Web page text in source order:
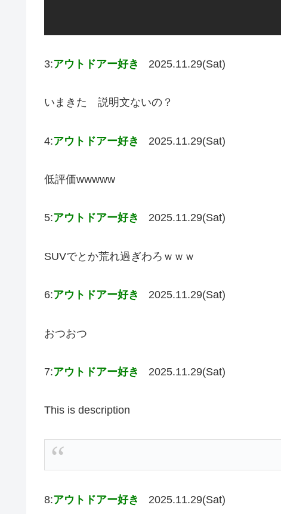
3:アウトドアー好き 2025.11.29(Sat)
いまきた 説明文ないの？
4:アウトドアー好き 2025.11.29(Sat)
低評価wwwww
5:アウトドアー好き 2025.11.29(Sat)
SUVでとか荒れ過ぎわろｗｗｗ
6:アウトドアー好き 2025.11.29(Sat)
おつおつ
7:アウトドアー好き 2025.11.29(Sat)
This is description
8:アウトドアー好き 2025.11.29(Sat)